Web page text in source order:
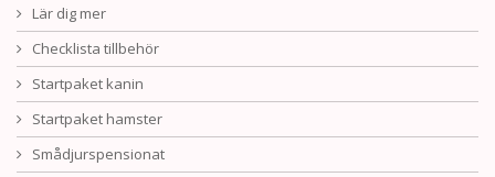
Lär dig mer
Checklista tillbehör
Startpaket kanin
Startpaket hamster
Smådjurspensionat